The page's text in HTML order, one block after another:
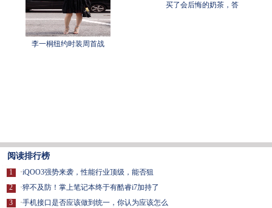
李一桐纽约时装周首战
买了会后悔的奶茶，答
阅读排行榜
1
2
3
·iQOO3强势来袭，性能行业顶级，能否狙
·猝不及防！掌上笔记本终于有酷睿i7加持了
·手机接口是否应该做到统一，你认为应该怎么